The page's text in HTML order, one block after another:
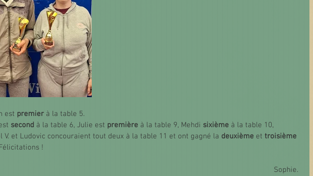
est premier à la table 5.
second à la table 6, Julie est première à la table 9, Mehdi sixième à la table 10,
V. et Ludovic concouraient tout deux à la table 11 et ont gagné la deuxième et troisième
!
Sophie.